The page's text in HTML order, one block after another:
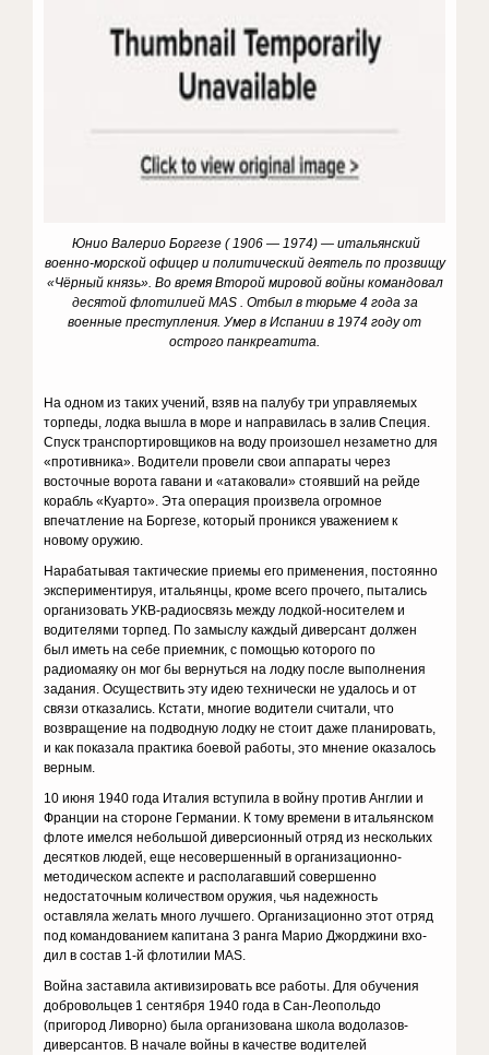
Юнио Валерио Боргезе ( 1906 — 1974) — итальянский
военно-морской офицер и политический деятель по прозвищу
«Чёрный князь». Во время Второй мировой войны командовал
десятой флотилией MAS . Отбыл в тюрьме 4 года за
военные преступления. Умер в Испании в 1974 году от
острого панкреатита.
На одном из таких учений, взяв на па­лубу три управляемых
торпеды, лодка вышла в море и направилась в залив Специя.
Спуск транспортировщиков на воду произошел неза­метно для
«противника». Водители провели свои аппараты через
восточные ворота гавани и «атаковали» стоявший на рейде
корабль «Куарто». Эта операция произвела огромное
впечатление на Боргезе, который проникся уважением к
новому оружию.
Нарабатывая тактические приемы его применения, постоянно
экспериментируя, итальянцы, кроме всего прочего, пытались
орга­низовать УКВ-радиосвязь между лодкой-носителем и
водителями тор­пед. По замыслу каждый диверсант должен
был иметь на себе прием­ник, с помощью которого по
радиомаяку он мог бы вернуться на лодку после выполнения
задания. Осуществить эту идею технически не уда­лось и от
связи отказались. Кстати, многие водители считали, что
возвращение на подводную лодку не стоит даже планировать,
и как показала практика боевой работы, это мнение оказалось
верным.
10 июня 1940 года Италия вступила в войну против Англии и
Фран­ции на стороне Германии. К тому времени в итальянском
флоте имел­ся небольшой диверсионный отряд из нескольких
десятков людей, еще несовершенный в организационно-
методическом аспекте и рас­полагавший совершенно
недостаточным количеством оружия, чья надежность
оставляла желать много лучшего. Организационно этот отряд
под командованием капитана 3 ранга Марио Джорджини вхо­
дил в состав 1-й флотилии МАS.
Война заставила активизировать все работы. Для обучения
доб­ровольцев 1 сентября 1940 года в Сан-Леопольдо
(пригород Ливор­но) была организована школа водолазов-
диверсантов. В начале вой­ны в качестве водителей